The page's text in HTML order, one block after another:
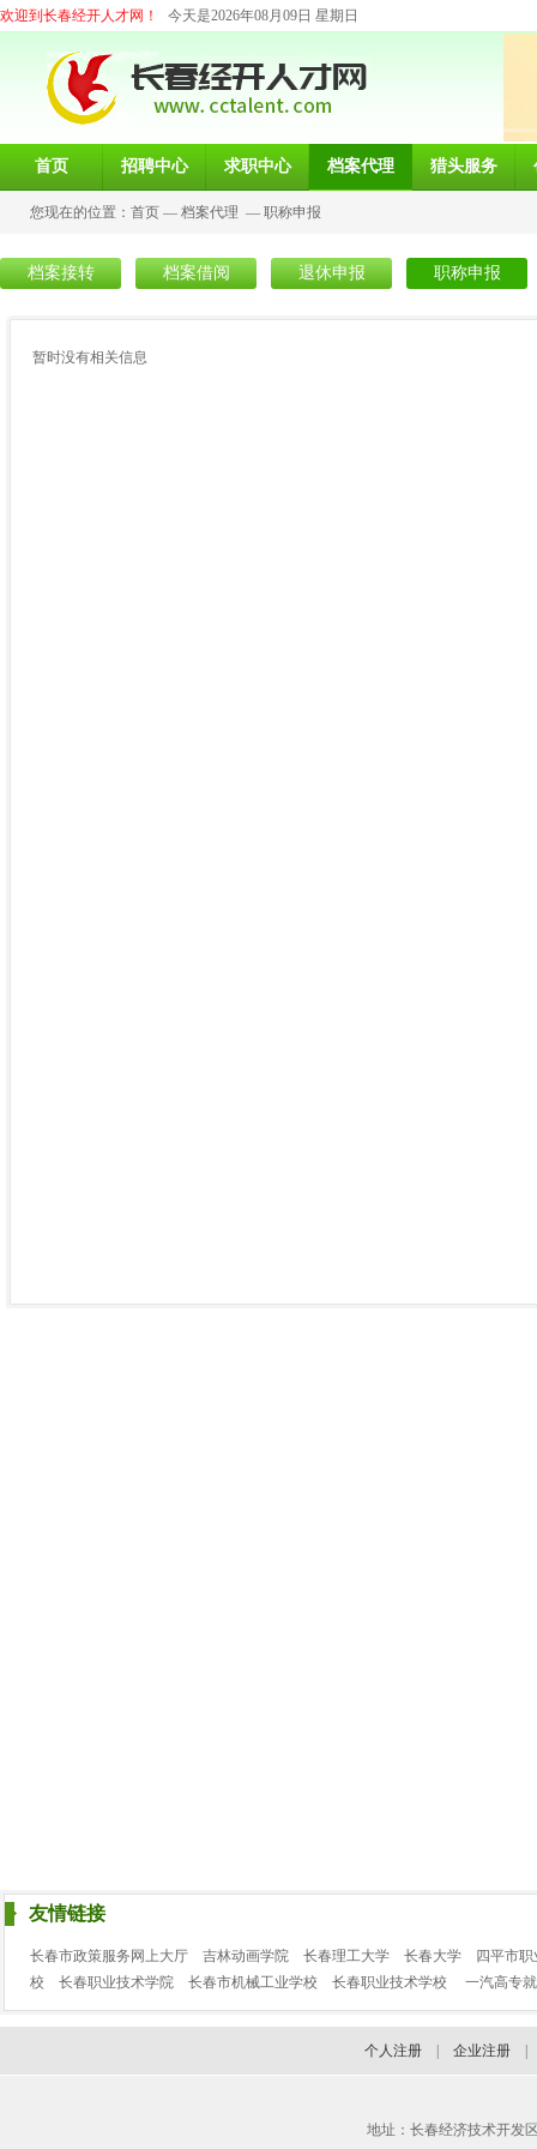
欢迎到长春经开人才网！ 今天是2026年08月09日 星期日
首页 招聘中心 求职中心 档案代理 猎头服务
您现在的位置： 首页 — 档案代理 — 职称申报
档案接转 档案借阅 退休申报 职称申报
暂时没有相关信息
友情链接
长春市政策服务网上大厅 吉林动画学院 长春理工大学 长春大学
四平市
校
长春职业技术学院 长春市机械工业学校 长春职业技术学校 一汽高专
个人注册 企业注册
地址：长春经济技术开发